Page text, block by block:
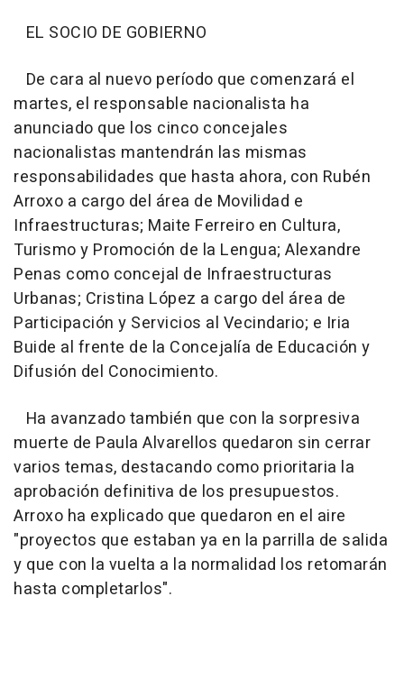
EL SOCIO DE GOBIERNO
De cara al nuevo período que comenzará el
martes, el responsable nacionalista ha
anunciado que los cinco concejales
nacionalistas mantendrán las mismas
responsabilidades que hasta ahora, con Rubén
Arroxo a cargo del área de Movilidad e
Infraestructuras; Maite Ferreiro en Cultura,
Turismo y Promoción de la Lengua; Alexandre
Penas como concejal de Infraestructuras
Urbanas; Cristina López a cargo del área de
Participación y Servicios al Vecindario; e Iria
Buide al frente de la Concejalía de Educación y
Difusión del Conocimiento.
Ha avanzado también que con la sorpresiva
muerte de Paula Alvarellos quedaron sin cerrar
varios temas, destacando como prioritaria la
aprobación definitiva de los presupuestos.
Arroxo ha explicado que quedaron en el aire
"proyectos que estaban ya en la parrilla de salida
y que con la vuelta a la normalidad los retomarán
hasta completarlos".